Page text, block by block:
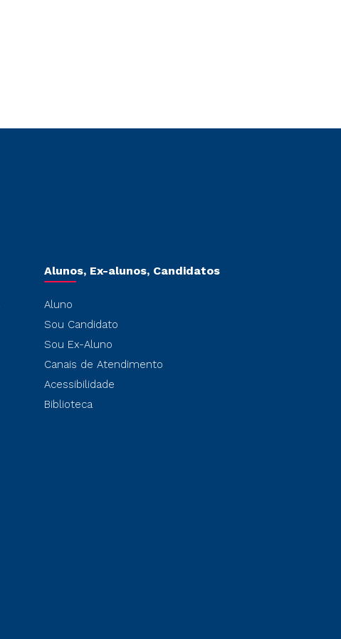
Alunos, Ex-alunos, Candidatos
Aluno
Sou Candidato
Sou Ex-Aluno
Canais de Atendimento
Acessibilidade
Biblioteca